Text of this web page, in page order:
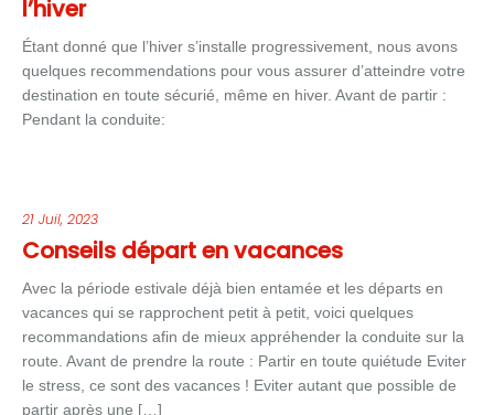
l’hiver
Étant donné que l’hiver s’installe progressivement, nous avons
quelques recommendations pour vous assurer d’atteindre votre
destination en toute sécurié, même en hiver. Avant de partir :
Pendant la conduite:
21 Juil, 2023
Conseils départ en vacances
Avec la période estivale déjà bien entamée et les départs en
vacances qui se rapprochent petit à petit, voici quelques
recommandations afin de mieux appréhender la conduite sur la
route. Avant de prendre la route : Partir en toute quiétude Eviter
le stress, ce sont des vacances ! Eviter autant que possible de
partir après une […]